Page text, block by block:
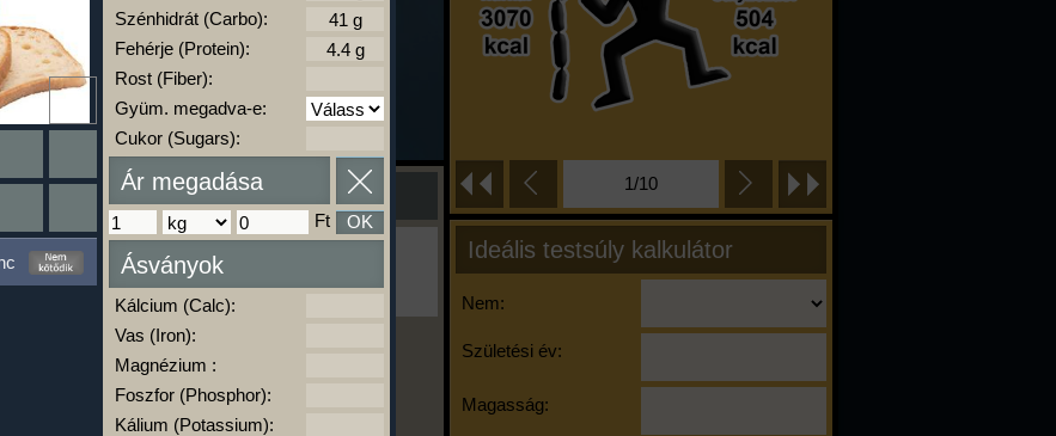
1/10
Ideális testsúly kalkulátor
Nem:
Születési év:
Magasság:
Ha ma már nem eszel/sportolsz többet,
kattints a kiértékelésre!
A Kalória Szimulátor Prémium funkció.
-
Szénhidrát (Carbo):
Fehérje (Protein):
Rost (Fiber):
Gyüm. megadva-e:
Cukor (Sugars):
Ár megadása
Ft OK
Ásványok
Kálcium (Calc):
Vas (Iron):
Magnézium :
Foszfor (Phosphor):
Kálium (Potassium):